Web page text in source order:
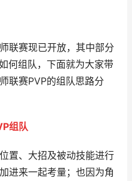
联赛现已开放，其中部分
何组队，下面就为大家带
联赛PVP的组队思路分
组队
置、大招及被动技能进行
进来一起考量；也因为角